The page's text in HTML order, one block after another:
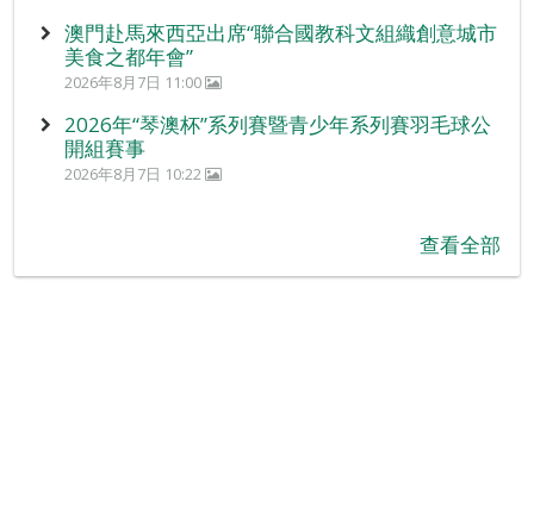
澳門赴馬來西亞出席“聯合國教科文組織創意城市
美食之都年會”
2026年8月7日 11:00
2026年“琴澳杯”系列賽暨青少年系列賽羽毛球公
開組賽事
2026年8月7日 10:22
查看全部